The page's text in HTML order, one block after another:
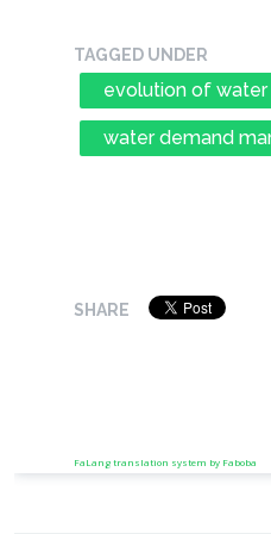
TAGGED UNDER
evolution of
water demand
SHARE
FaLang translation system by Faboba